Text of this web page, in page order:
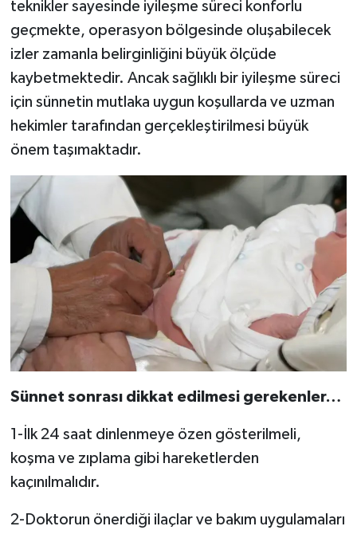
teknikler sayesinde iyileşme süreci konforlu
geçmekte, operasyon bölgesinde oluşabilecek
izler zamanla belirginliğini büyük ölçüde
kaybetmektedir. Ancak sağlıklı bir iyileşme süreci
için sünnetin mutlaka uygun koşullarda ve uzman
hekimler tarafından gerçekleştirilmesi büyük
önem taşımaktadır.
Sünnet sonrası dikkat edilmesi gerekenler…
1-İlk 24 saat dinlenmeye özen gösterilmeli,
koşma ve zıplama gibi hareketlerden
kaçınılmalıdır.
2-Doktorun önerdiği ilaçlar ve bakım uygulamaları